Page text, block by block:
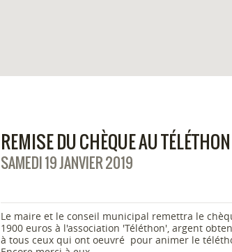
REMISE DU CHÈQUE AU TÉLÉTHON
SAMEDI 19 JANVIER 2019
Le maire et le conseil municipal remettra le
1900 euros à l'association 'Téléthon', argent
à tous ceux qui ont oeuvré pour animer le